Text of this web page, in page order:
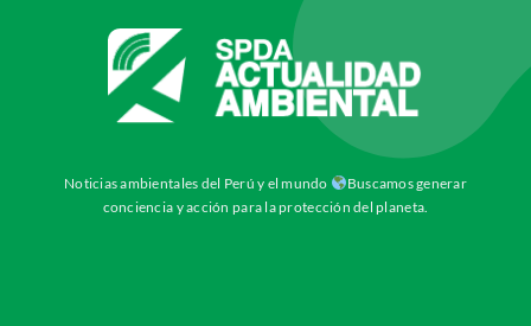
Noticias ambientales del Perú y el mundo
Buscamos generar
conciencia y acción para la protección del planeta.